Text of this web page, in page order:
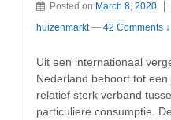
Posted on March 8, 2020
huizenmarkt — 42 Comments ↓
Uit een internationaal
Nederland behoort tot
relatief sterk verband
particuliere consumptie.